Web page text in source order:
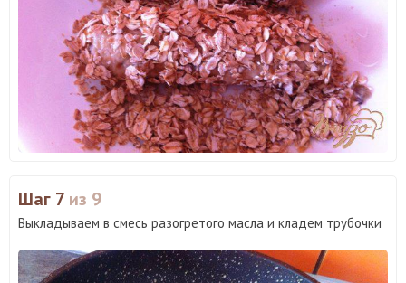
Шаг 7 из 9
Выкладываем в смесь разогретого масла и кладем трубочки